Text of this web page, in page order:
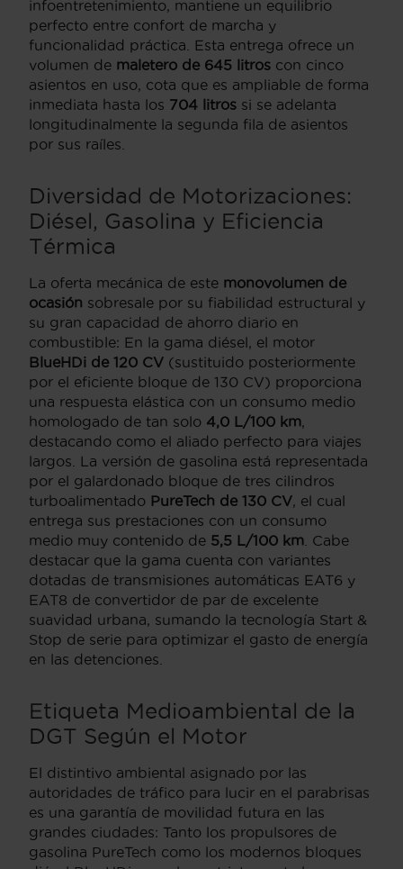
infoentretenimiento, mantiene un equilibrio
perfecto entre confort de marcha y
funcionalidad práctica. Esta entrega ofrece un
volumen de maletero de 645 litros con cinco
asientos en uso, cota que es ampliable de forma
inmediata hasta los 704 litros si se adelanta
longitudinalmente la segunda fila de asientos
por sus raíles.
Diversidad de Motorizaciones:
Diésel, Gasolina y Eficiencia
Térmica
La oferta mecánica de este monovolumen de
ocasión sobresale por su fiabilidad estructural y
su gran capacidad de ahorro diario en
combustible: En la gama diésel, el motor
BlueHDi de 120 CV (sustituido posteriormente
por el eficiente bloque de 130 CV) proporciona
una respuesta elástica con un consumo medio
homologado de tan solo 4,0 L/100 km
destacando como el aliado perfecto para viajes
largos. La versión de gasolina está representada
por el galardonado bloque de tres cilindros
turboalimentado PureTech de 130 CV , el cual
entrega sus prestaciones con un consumo
medio muy contenido de 5,5 L/100 km . Cabe
destacar que la gama cuenta con variantes
dotadas de transmisiones automáticas EAT6 y
EAT8 de convertidor de par de excelente
suavidad urbana, sumando la tecnología Start &
Stop de serie para optimizar el gasto de energía
en las detenciones.
Etiqueta Medioambiental de la
DGT Según el Motor
El distintivo ambiental asignado por las
autoridades de tráfico para lucir en el parabrisas
es una garantía de movilidad futura en las
grandes ciudades: Tanto los propulsores de
gasolina PureTech como los modernos bloques